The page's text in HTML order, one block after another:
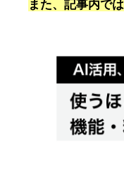
また、記事内で